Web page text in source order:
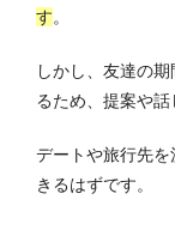
す。
しかし、友達の
るため、提案や話
デートや旅行先
きるはずです。